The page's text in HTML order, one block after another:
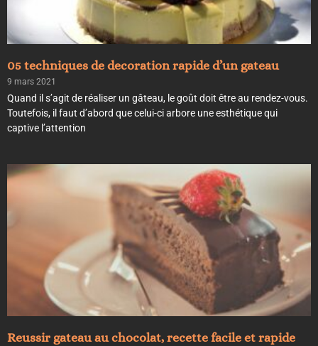
05 techniques de decoration rapide d’un gateau
9 mars 2021
Quand il s’agit de réaliser un gâteau, le goût doit être au rendez-vous.
Toutefois, il faut d’abord que celui-ci arbore une esthétique qui
captive l’attention
Reussir gateau au chocolat, recette facile et rapide